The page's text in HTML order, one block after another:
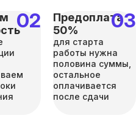
Предоплата
50%
для старта
работы нужна
половина суммы,
остальное
оплачивается
после сдачи